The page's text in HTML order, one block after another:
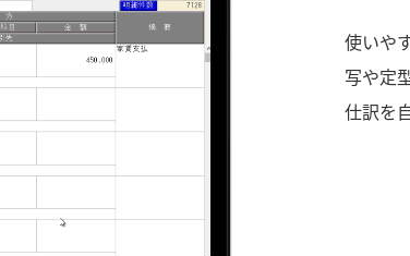
使いや
写や定
仕訳を